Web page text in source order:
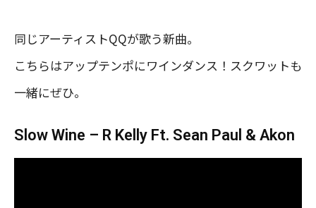
同じアーティストQQが歌う新曲。
こちらはアップテンポにワインダンス！スクワットも
一緒にぜひ。
Slow Wine – R Kelly Ft. Sean Paul & Akon